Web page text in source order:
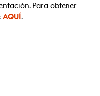
Para obtener
AQUÍ.